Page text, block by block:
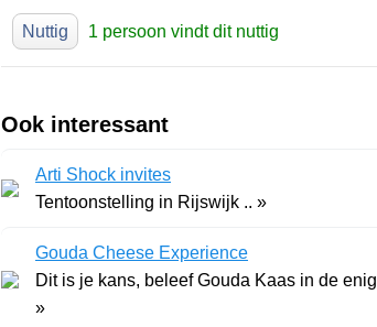
Nuttig 1 persoon vindt dit nuttig
Ook interessant
Arti Shock invites
Tentoonstelling in Rijswijk .. »
Gouda Cheese Experience
Dit is je kans, beleef Gouda Kaas in de
»